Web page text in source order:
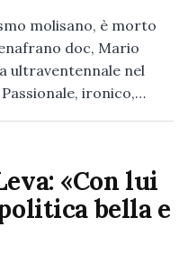
molisano, è morto
doc, Mario
ultraventennale nel
ironico,…
«Con lui
bella e